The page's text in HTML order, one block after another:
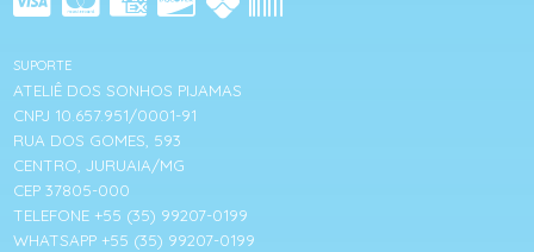
SUPORTE
ATELIÊ DOS SONHOS PIJAMAS
CNPJ 10.657.951/0001-91
RUA DOS GOMES, 593
CENTRO, JURUAIA/MG
CEP 37805-000
TELEFONE +55 (35) 99207-0199
WHATSAPP +55 (35) 99207-0199